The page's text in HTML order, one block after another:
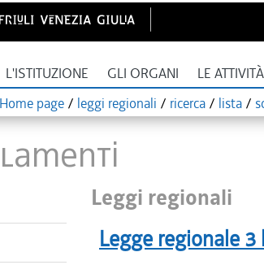
L'ISTITUZIONE GLI ORGANI LE ATTIVITÀ
Home page / leggi regionali / ricerca / lista /
Leggi regionali
Legge regionale 3